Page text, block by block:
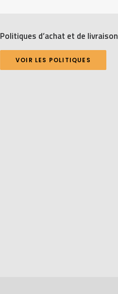
Politiques d’achat et de livraison
VOIR LES POLITIQUES